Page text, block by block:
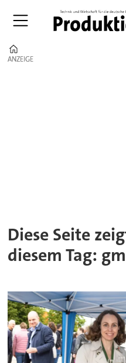
ANZEIGE
ANZEIGE
Diese Seite
diesem Tag: